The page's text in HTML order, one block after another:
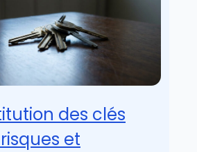
des clés
et